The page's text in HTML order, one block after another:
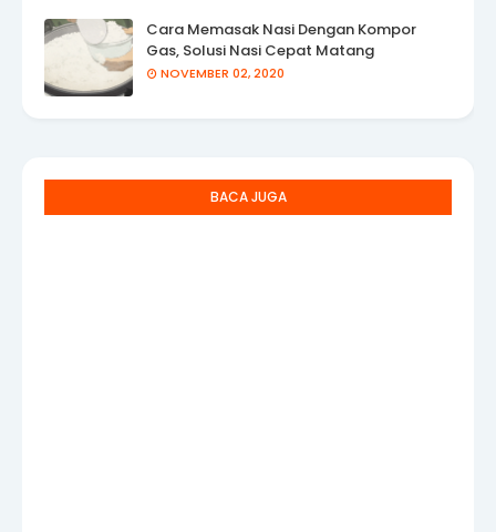
Cara Memasak Nasi Dengan Kompor
Gas, Solusi Nasi Cepat Matang
NOVEMBER 02, 2020
BACA JUGA